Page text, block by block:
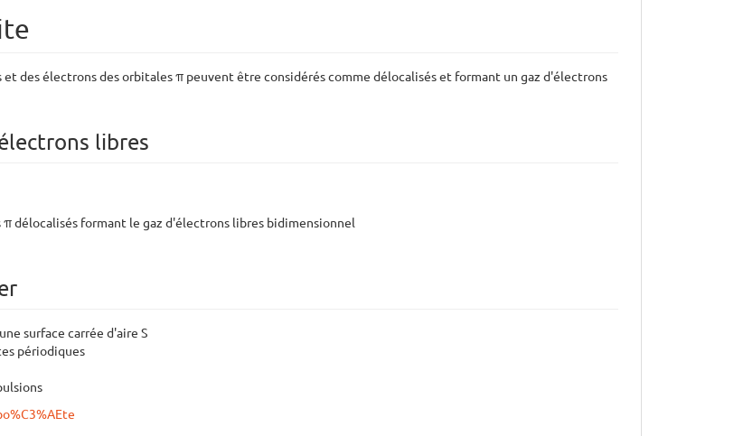
et des électrons des orbitales π peuvent être considérés comme délocalisés et formant un gaz d'électrons
libres
délocalisés formant le gaz d'électrons libres bidimensionnel
surface carrée d'aire S
périodiques